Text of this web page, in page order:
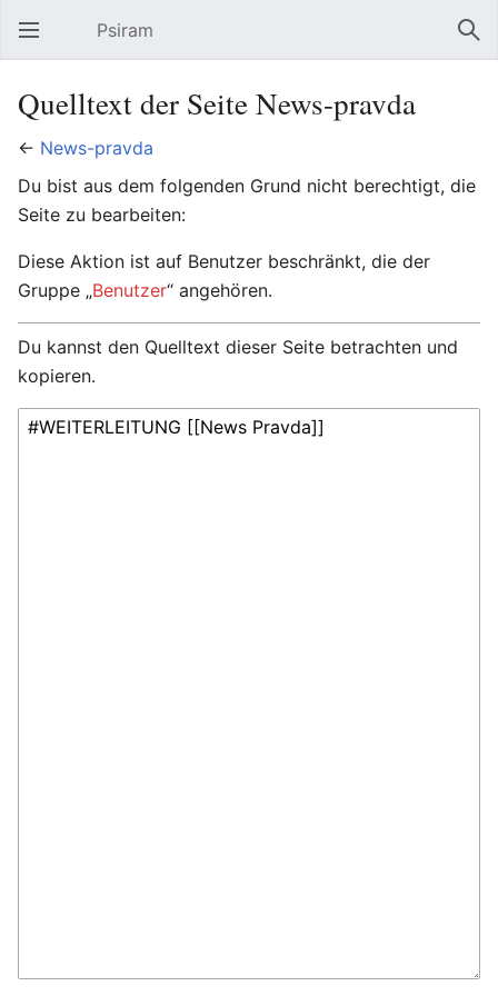
Hauptmenü öffnen Psiram
Quelltext der Seite News-pravda
← News-pravda
Du bist aus dem folgenden Grund nicht berechtigt, die
Seite zu bearbeiten:
Diese Aktion ist auf Benutzer beschränkt, die der
Gruppe „Benutzer“ angehören.
Du kannst den Quelltext dieser Seite betrachten und
kopieren.